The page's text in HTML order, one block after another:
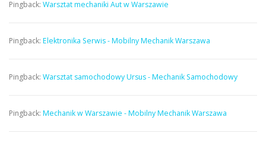
Pingback: Warsztat mechaniki Aut w Warszawie
Pingback: Elektronika Serwis - Mobilny Mechanik Warszawa
Pingback: Warsztat samochodowy Ursus - Mechanik Samochodowy
Pingback: Mechanik w Warszawie - Mobilny Mechanik Warszawa